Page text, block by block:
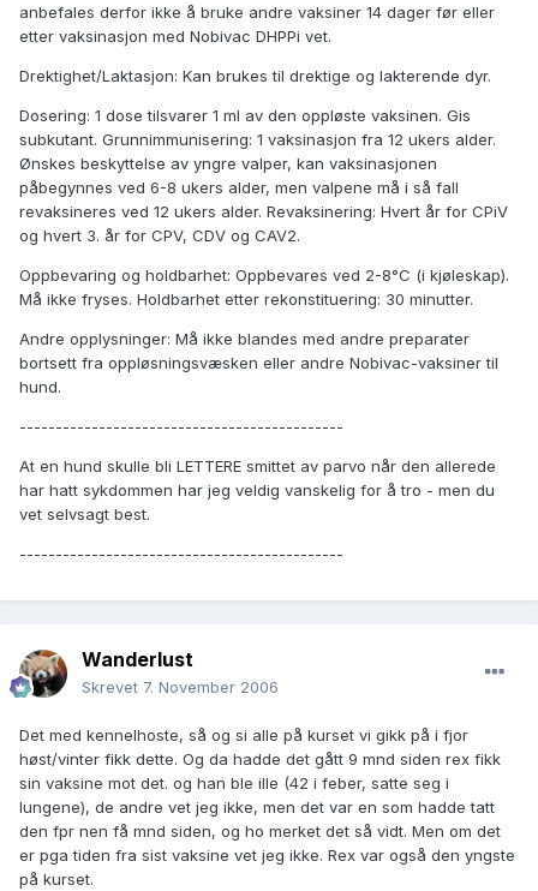
anbefales derfor ikke å bruke andre vaksiner 14 dager før eller
etter vaksinasjon med Nobivac DHPPi vet.
Drektighet/Laktasjon: Kan brukes til drektige og lakterende dyr.
Dosering: 1 dose tilsvarer 1 ml av den oppløste vaksinen. Gis
subkutant. Grunnimmunisering: 1 vaksinasjon fra 12 ukers alder.
Ønskes beskyttelse av yngre valper, kan vaksinasjonen
påbegynnes ved 6-8 ukers alder, men valpene må i så fall
revaksineres ved 12 ukers alder. Revaksinering: Hvert år for CPiV
og hvert 3. år for CPV, CDV og CAV2.
Oppbevaring og holdbarhet: Oppbevares ved 2-8°C (i kjøleskap).
Må ikke fryses. Holdbarhet etter rekonstituering: 30 minutter.
Andre opplysninger: Må ikke blandes med andre preparater
bortsett fra oppløsningsvæsken eller andre Nobivac-vaksiner til
hund.
---------------------------------------------
At en hund skulle bli LETTERE smittet av parvo når den allerede
har hatt sykdommen har jeg veldig vanskelig for å tro - men du
vet selvsagt best.
---------------------------------------------
Wanderlust
Skrevet 7. November 2006
Det med kennelhoste, så og si alle på kurset vi gikk på i fjor
høst/vinter fikk dette. Og da hadde det gått 9 mnd siden rex fikk
sin vaksine mot det. og han ble ille (42 i feber, satte seg i
lungene), de andre vet jeg ikke, men det var en som hadde tatt
den fpr nen få mnd siden, og ho merket det så vidt. Men om det
er pga tiden fra sist vaksine vet jeg ikke. Rex var også den yngste
på kurset.